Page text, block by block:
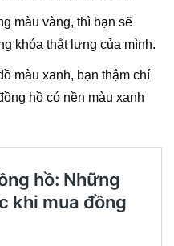
màu vàng, thì bạn sẽ
khóa thắt lưng của mình.
màu xanh, bạn thậm chí
hồ có nền màu xanh